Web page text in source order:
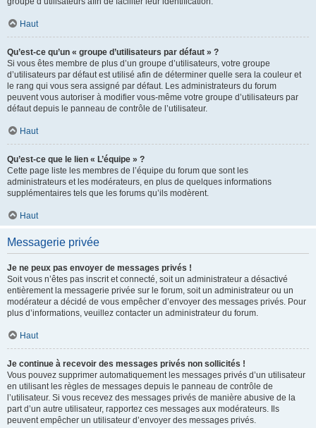
Haut
Qu’est-ce qu’un « groupe d’utilisateurs par défaut » ?
Si vous êtes membre de plus d’un groupe d’utilisateurs, votre groupe
d’utilisateurs par défaut est utilisé afin de déterminer quelle sera la couleur et
le rang qui vous sera assigné par défaut. Les administrateurs du forum
peuvent vous autoriser à modifier vous-même votre groupe d’utilisateurs par
défaut depuis le panneau de contrôle de l’utilisateur.
Haut
Qu’est-ce que le lien « L’équipe » ?
Cette page liste les membres de l’équipe du forum que sont les
administrateurs et les modérateurs, en plus de quelques informations
supplémentaires tels que les forums qu’ils modèrent.
Haut
Messagerie privée
Je ne peux pas envoyer de messages privés !
Soit vous n’êtes pas inscrit et connecté, soit un administrateur a désactivé
entièrement la messagerie privée sur le forum, soit un administrateur ou un
modérateur a décidé de vous empêcher d’envoyer des messages privés. Pour
plus d’informations, veuillez contacter un administrateur du forum.
Haut
Je continue à recevoir des messages privés non sollicités !
Vous pouvez supprimer automatiquement les messages privés d’un utilisateur
en utilisant les règles de messages depuis le panneau de contrôle de
l’utilisateur. Si vous recevez des messages privés de manière abusive de la
part d’un autre utilisateur, rapportez ces messages aux modérateurs. Ils
peuvent empêcher un utilisateur d’envoyer des messages privés.